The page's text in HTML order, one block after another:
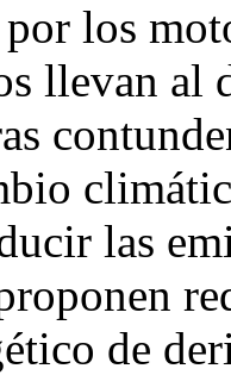
los
llevan al
las
de